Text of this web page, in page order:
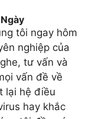
tôi ngay hôm
nghiệp của
tư vấn và
vấn đề về
lại hệ điều
hay khắc